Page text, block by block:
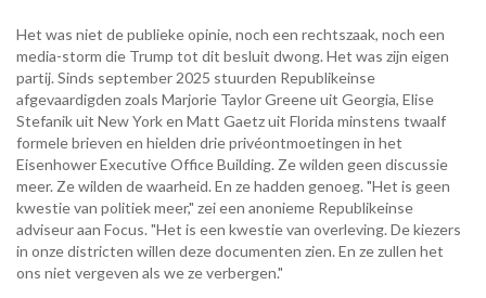
Het was niet de publieke opinie, noch een rechtszaak, noch een
media-storm die Trump tot dit besluit dwong. Het was zijn eigen
partij. Sinds september 2025 stuurden Republikeinse
afgevaardigden zoals Marjorie Taylor Greeneuit Georgia, Elise
Stefanikuit New York en Matt Gaetzuit Florida minstens twaalf
formele brieven en hielden drie privéontmoetingen in het
Eisenhower Executive Office Building. Ze wilden geen discussie
meer. Ze wilden de waarheid. En ze hadden genoeg. "Het is geen
kwestie van politiek meer," zei een anonieme Republikeinse
adviseur aan Focus. "Het is een kwestie van overleving. De kiezers
in onze districten willen deze documenten zien. En ze zullen het
ons niet vergeven als we ze verbergen."